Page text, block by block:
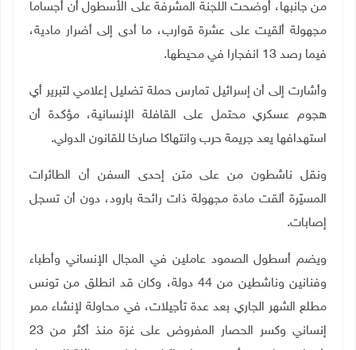
من جانبها، أوضحت اللجنة المشرفة على الأسطول أن أجساما
مجهولة ألقيت على عشرة قوارب، ما أدى إلى أضرار مادية،
فيما رصد 13 انفجارا في محيطها
.
وأشارت إلى أن إسرائيل تمارس حملة تضليل إعلامي لتبرير أي
هجوم عسكري محتمل على القافلة الإنسانية، مؤكدة أن
استهدافها يعد جريمة حرب وانتهاكا صارخا للقانون الدولي.
ونقل ناشطون من على متن إحدى السفن أن الطائرات
المسيّرة ألقت مادة مجهولة ذات رائحة بارود، دون أن تسجل
إصابات.
ويضم أسطول الصمود عاملين في المجال الإنساني وأطباء
وفنانين وناشطين من 44 دولة، وكان قد انطلق من تونس
مطلع الشهر الجاري بعد عدة تأجيلات، في محاولة لإنشاء ممر
إنساني وكسر الحصار المفروض على غزة منذ أكثر من 23